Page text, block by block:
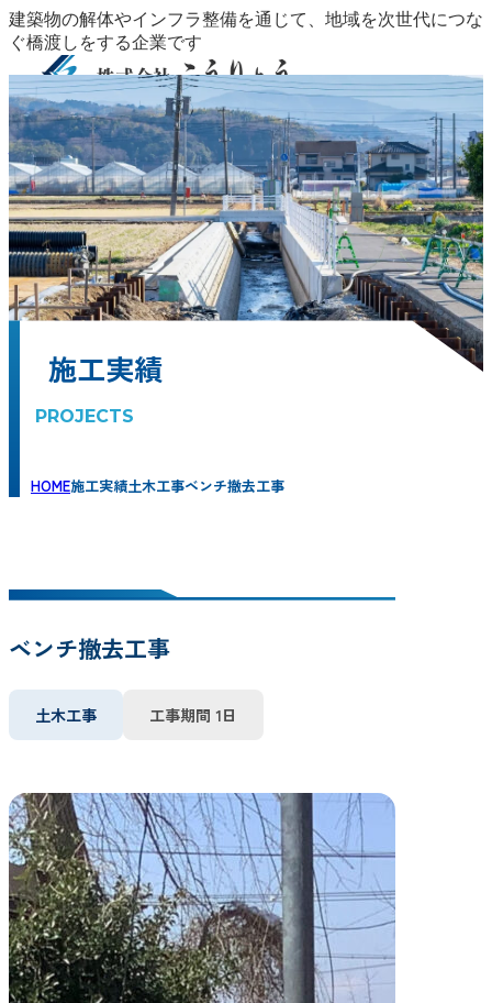
建築物の解体やインフラ整備を通じて、地域を次世代につな
ぐ橋渡しをする企業です
事業紹介
地域整備COMMUNITY DEVELOPMENT インフラ整備
INFRASTRUCTURE 資源循環・廃棄物管理WASTE
MANAGEMENT 外構工事EXTERIOR DESIGN 冬季安全対策
WINTER SAFETY SERVICES
安全・品質 施工実績 保有設備 CSR
会社概要
代表挨拶・ビジョンCEO MESSAGE 会社情報COMPANY
PROFILE アクセス・拠点ACCESS / LOCATIONS
採用情報
事業紹介 安全・品質 施工実績 保有設備 CSR 会社概要 採用
情報 お問い合わせ
施工実績
PROJECTS
HOME施工実績土木工事ベンチ撤去工事
ベンチ撤去工事
土木工事 工事期間 1日